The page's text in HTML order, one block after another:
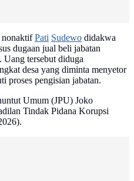
nonaktifPati Sudewo didakwa
dugaan jual beli jabatan
Uang tersebut diduga
desa yang diminta menyetor
proses pengisian jabatan.
Umum (JPU) Joko
Tindak Pidana Korupsi